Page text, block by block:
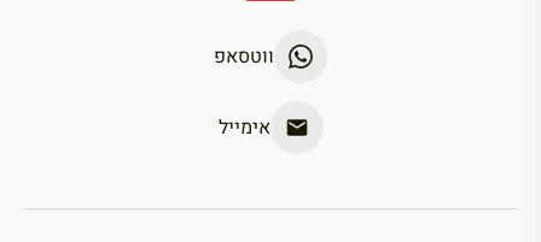
ווטסאפ
אימייל